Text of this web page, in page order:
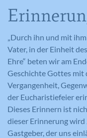
„Durch ihn und mit
Vater, in der Einheit
Ehre“ beten wir am
Geschichte Gottes mit
Vergangenheit,
der Eucharistiefeier
Dieses Erinnern ist
dieser Erinnerung wird
Gastgeber, der uns